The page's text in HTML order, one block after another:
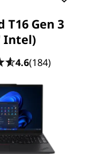
T16 Gen 3
Intel)
4.6(184)